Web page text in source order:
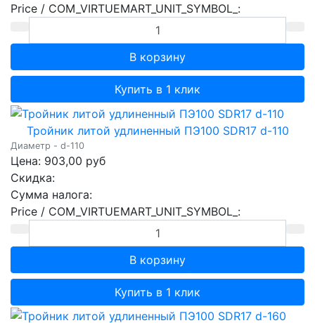
Price / COM_VIRTUEMART_UNIT_SYMBOL_:
Купить в 1 клик
Тройник литой удлиненный ПЭ100 SDR17 d-110
Диаметр - d-110
Цена: 903,00 руб
Скидка:
Сумма налога:
Price / COM_VIRTUEMART_UNIT_SYMBOL_:
Купить в 1 клик